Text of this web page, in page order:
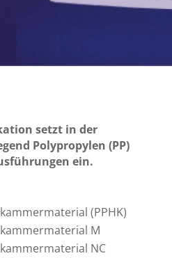
setzt in der
Polypropylen (PP)
ein.
(PPHK)
M
NC